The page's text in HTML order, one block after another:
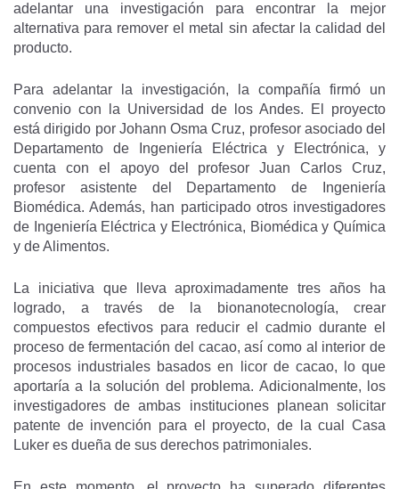
adelantar una investigación para encontrar la mejor
alternativa para remover el metal sin afectar la calidad del
producto.
Para adelantar la investigación, la compañía firmó un
convenio con la Universidad de los Andes. El proyecto
está dirigido por Johann Osma Cruz, profesor asociado del
Departamento de Ingeniería Eléctrica y Electrónica, y
cuenta con el apoyo del profesor Juan Carlos Cruz,
profesor asistente del Departamento de Ingeniería
Biomédica. Además, han participado otros investigadores
de Ingeniería Eléctrica y Electrónica, Biomédica y Química
y de Alimentos.
La iniciativa que lleva aproximadamente tres años ha
logrado, a través de la bionanotecnología, crear
compuestos efectivos para reducir el cadmio durante el
proceso de fermentación del cacao, así como al interior de
procesos industriales basados en licor de cacao, lo que
aportaría a la solución del problema. Adicionalmente, los
investigadores de ambas instituciones planean solicitar
patente de invención para el proyecto, de la cual Casa
Luker es dueña de sus derechos patrimoniales.